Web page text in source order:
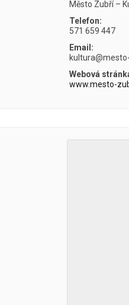
Město Zubří –
Telefon:
571 659 447
Email:
Webová
www.mesto-